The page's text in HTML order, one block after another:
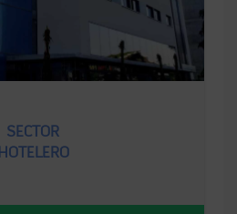
SECTOR
HOTELERO